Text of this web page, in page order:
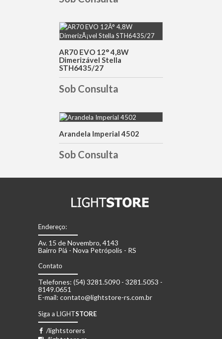
DETALHES
AR70 EVO 12° 4,8W
Dimerizável Stella
STH6435/27
Sob Consulta
DETALHES
Arandela Imperial 4502
Sob Consulta
Endereço:
Av. 15 de Novembro, 4143
Bairro Piá - Nova Petrópolis - RS
Contato
Telefones: (54) 3281.5090 - 3281.5053 -
8149.0651
E-mail: contato@lightstore-rs.com.br
Siga a LIGHTSTORE
/lightstorers